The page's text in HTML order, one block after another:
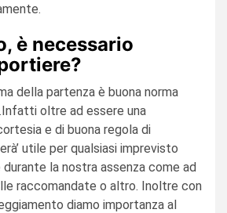
è necessario
della partenza è buona norma
oltre ad essere una
e di buona regola di
utile per qualsiasi imprevisto
la nostra assenza come ad
raccomandate o altro. Inoltre con
diamo importanza al